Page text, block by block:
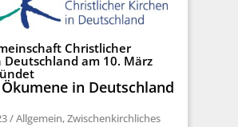
Christlicher
Deutschland am 10. März
Ökumene in Deutschland
/Allgemein,Zwischenkirchliches